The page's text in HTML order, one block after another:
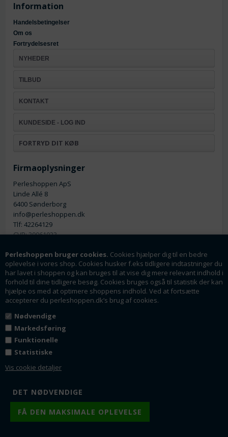
Perleshoppen bruger cookies. Cookies hjælper dig til en bedre
oplevelse i vores shop. Cookies husker f.eks tidligere indtastninger du
har lavet i shoppen og kan bruges til at vise dig mere relevant indhold i
forhold til dine tidligere besøg. Cookies bruges også til statistik der kan
hjælpe os med at optimere shoppens indhold. Ved at fortsætte
accepterer du perleshoppen.dk’s brug af cookies.
Nødvendige
Markedsføring
Funktionelle
Statistiske
Vis cookie detaljer
Information
Handelsbetingelser
Om os
Fortrydelsesret
NYHEDER
TILBUD
KONTAKT
KUNDESIDE - LOG IND
FORTRYD DIT KØB
Firmaoplysninger
Perleshoppen ApS
Linde Allé 8
6400 Sønderborg
info@perleshoppen.dk
Tlf: 42264129
CVR: 39061023
Nyhedsmail